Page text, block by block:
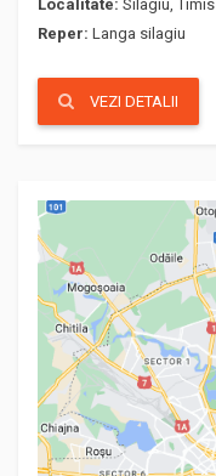
Localitate: Silagiu, Timis
Reper: Langa silagiu
VEZI DETALII